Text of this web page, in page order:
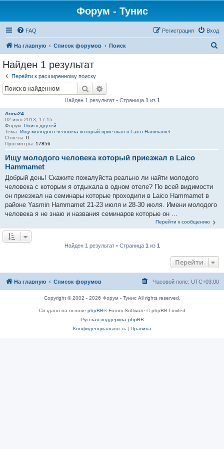
Форум - Тунис
FAQ Вход
Регистрация
На главную Список форумов Поиск
Найден 1 результат
Перейти к расширенному поиску
Поиск
Найден 1 результат • Страница 1 из 1
Arina24
02 июл 2013, 17:15
Форум: Поиск друзей
Тема: Ищу молодого человека который приезжал в Laico Hammamet
Ответы: 0
Просмотры: 17856
Ищу молодого человека который приезжал в Laico
Hammamet
Добрый день! Скажите пожалуйста реально ли найти молодого
человека с которым я отдыхала в одном отеле? По всей видимости
он приезжал на семинары которые проходили в Laico Hammamet в
районе Yasmin Hammamet 21-23 июля и 28-30 июля. Имени молодого
человека я не знаю и названия семинаров которые он ...
Перейти к сообщению
Найден 1 результат • Страница 1 из 1
Перейти
На главную Список форумов Часовой пояс: UTC+03:00
Copyright © 2002 - 2026 Форум - Тунис All rights reserved.
Создано на основе phpBB® Forum Software © phpBB Limited
Русская поддержка phpBB
Конфиденциальность| Правила